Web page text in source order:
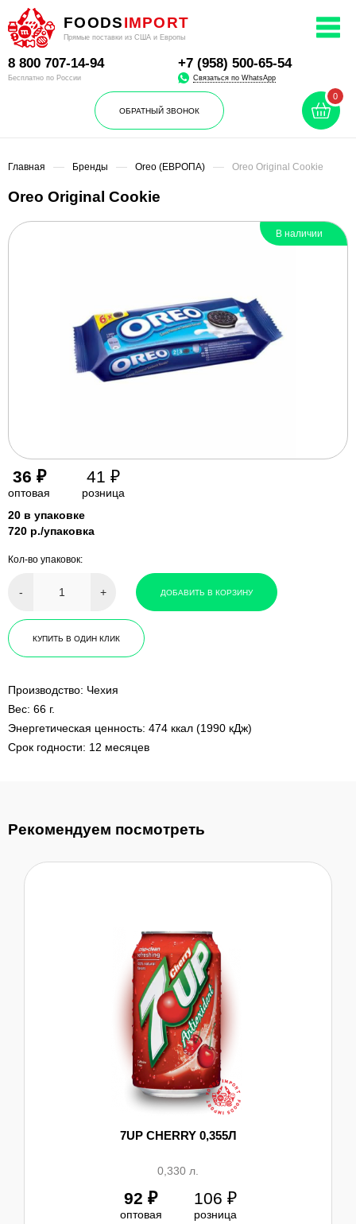
FOODSIMPORT
Прямые поставки из США и Европы
8 800 707-14-94
Бесплатно по России
+7 (958) 500-65-54
Связаться по WhatsApp
ОБРАТНЫЙ ЗВОНОК
0
Главная Бренды Oreo (ЕВРОПА) Oreo Original Сookie
Oreo Original Сookie
В наличии
36 ₽
оптовая
41 ₽
розница
20 в упаковке
720 р./упаковка
Кол-во упаковок:
- + ДОБАВИТЬ В КОРЗИНУ
КУПИТЬ В ОДИН КЛИК
Производство: Чехия
Вес: 66 г.
Энергетическая ценность: 474 ккал (1990 кДж)
Срок годности: 12 месяцев
Рекомендуем посмотреть
7UP CHERRY 0,355Л
0,330 л.
92 ₽
оптовая
106 ₽
розница